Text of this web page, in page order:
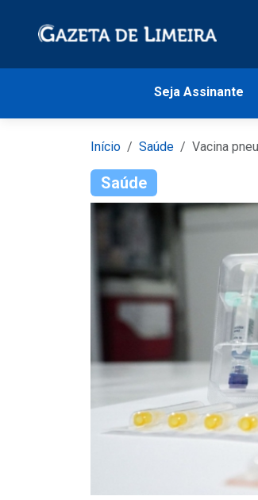
Seja Assinante
Início Saúde Vacina
Saúde